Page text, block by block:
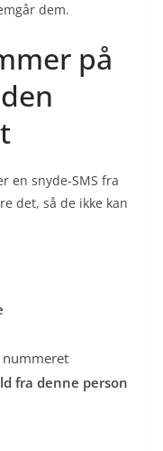
dem.
på
en snyde-SMS fra
det, så de ikke kan
nummeret
fra denne person